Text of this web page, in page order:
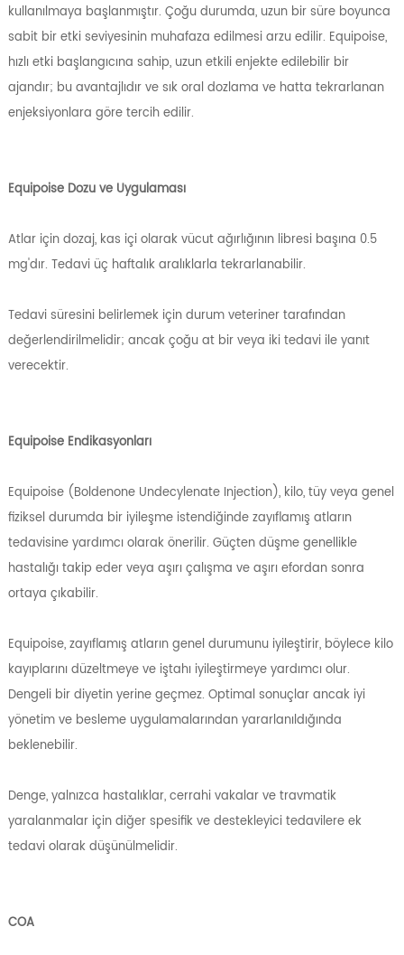
kullanılmaya başlanmıştır. Çoğu durumda, uzun bir süre boyunca
sabit bir etki seviyesinin muhafaza edilmesi arzu edilir. Equipoise,
hızlı etki başlangıcına sahip, uzun etkili enjekte edilebilir bir
ajandır; bu avantajlıdır ve sık oral dozlama ve hatta tekrarlanan
enjeksiyonlara göre tercih edilir.
Equipoise Dozu ve Uygulaması
Atlar için dozaj, kas içi olarak vücut ağırlığının libresi başına 0.5
mg'dır. Tedavi üç haftalık aralıklarla tekrarlanabilir.
Tedavi süresini belirlemek için durum veteriner tarafından
değerlendirilmelidir; ancak çoğu at bir veya iki tedavi ile yanıt
verecektir.
Equipoise Endikasyonları
Equipoise (Boldenone Undecylenate Injection), kilo, tüy veya genel
fiziksel durumda bir iyileşme istendiğinde zayıflamış atların
tedavisine yardımcı olarak önerilir. Güçten düşme genellikle
hastalığı takip eder veya aşırı çalışma ve aşırı efordan sonra
ortaya çıkabilir.
Equipoise, zayıflamış atların genel durumunu iyileştirir, böylece kilo
kayıplarını düzeltmeye ve iştahı iyileştirmeye yardımcı olur.
Dengeli bir diyetin yerine geçmez. Optimal sonuçlar ancak iyi
yönetim ve besleme uygulamalarından yararlanıldığında
beklenebilir.
Denge, yalnızca hastalıklar, cerrahi vakalar ve travmatik
yaralanmalar için diğer spesifik ve destekleyici tedavilere ek
tedavi olarak düşünülmelidir.
COA